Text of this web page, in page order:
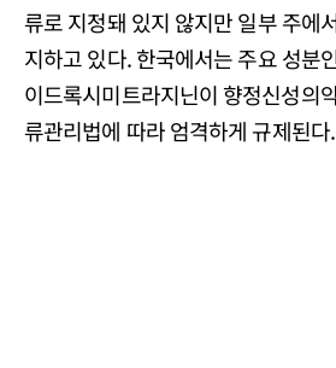
류로 지정돼 있지 않지만 일부 주에
지하고 있다. 한국에서는 주요 성분
이드록시미트라지닌이 향정신성의
류관리법에 따라 엄격하게 규제된다.